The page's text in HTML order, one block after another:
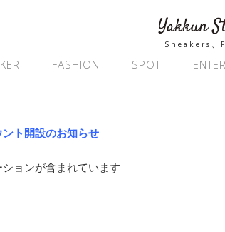
Yakkun
Sneakers
FASHION SPOT
ト開設のお知らせ
ョンが含まれています